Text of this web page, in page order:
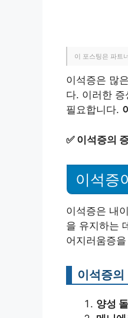
이 포스팅은 파트
이석증은 많
다. 이러한
필요합니다.
✅ 이석증의
이석증
이석증은 내
을 유지하는
어지러움증
이석증의
양성